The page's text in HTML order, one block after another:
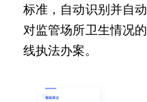
标准，自动识别并自
对监管场所卫生情况
线执法办案。